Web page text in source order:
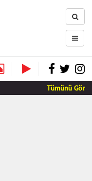
Tümünü Gör